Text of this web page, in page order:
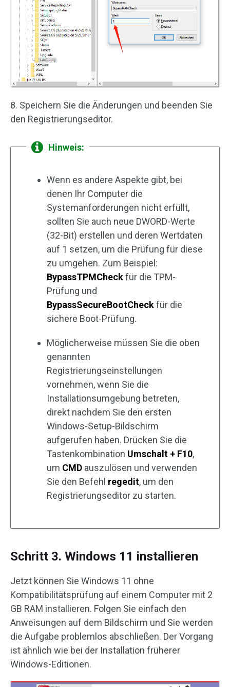
8. Speichern Sie die Änderungen und beenden Sie
den Registrierungseditor.
Hinweis:
Wenn es andere Aspekte gibt, bei
denen Ihr Computer die
Systemanforderungen nicht erfüllt,
sollten Sie auch neue DWORD-Werte
(32-Bit) erstellen und deren Wertdaten
auf 1 setzen, um die Prüfung für diese
zu umgehen. Zum Beispiel:
BypassTPMCheckfür die TPM-
Prüfung und
BypassSecureBootCheckfür die
sichere Boot-Prüfung.
Möglicherweise müssen Sie die oben
genannten
Registrierungseinstellungen
vornehmen, wenn Sie die
Installationsumgebung betreten,
direkt nachdem Sie den ersten
Windows-Setup-Bildschirm
aufgerufen haben. Drücken Sie die
Tastenkombination Umschalt + F10,
um CMD auszulösen und verwenden
Sie den Befehl regedit, um den
Registrierungseditor zu starten.
Schritt 3. Windows 11 installieren
Jetzt können Sie Windows 11 ohne
Kompatibilitätsprüfung auf einem Computer mit 2
GB RAM installieren. Folgen Sie einfach den
Anweisungen auf dem Bildschirm und Sie werden
die Aufgabe problemlos abschließen. Der Vorgang
ist ähnlich wie bei der Installation früherer
Windows-Editionen.